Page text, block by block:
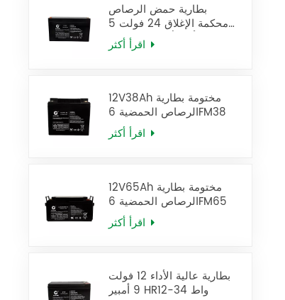
بطارية حمض الرصاص
محكمة الإغلاق 24 فولت 5
أمبير/ساعة، بطارية UPS
12FM5
12V38Ah مختومة بطارية
الرصاص الحمضية 6FM38
12V65Ah مختومة بطارية
الرصاص الحمضية 6FM65
بطارية عالية الأداء 12 فولت
9 أمبير HR12-34 واط